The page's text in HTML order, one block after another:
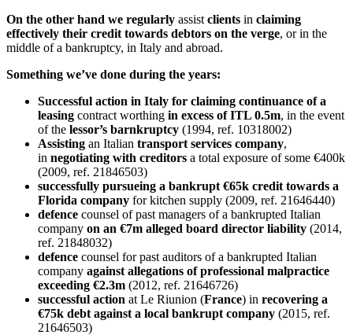
On the other hand we regularly assist clients in claiming
effectively their credit towards debtors on the verge, or in the
middle of a bankruptcy, in Italy and abroad.
Something we’ve done during the years:
Successful action in Italy for claiming continuance of a
leasing contract worthing in excess of ITL 0.5m, in the event
of the lessor’s barnkruptcy (1994, ref. 10318002)
Assisting an Italian transport services company,
in negotiating with creditors a total exposure of some €400k
(2009, ref. 21846503)
successfully pursueing a bankrupt €65k credit towards a
Florida company for kitchen supply (2009, ref. 21646440)
defence counsel of past managers of a bankrupted Italian
company on an €7m alleged board director liability (2014,
ref. 21848032)
defence counsel for past auditors of a bankrupted Italian
company against allegations of professional malpractice
exceeding €2.3m (2012, ref. 21646726)
successful action at Le Riunion (France) in recovering a
€75k debt against a local bankrupt company (2015, ref.
21646503)